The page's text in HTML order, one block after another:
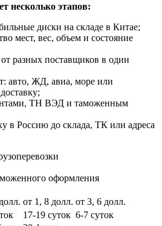
несколько этапов:
диски на складе в Китае;
мест, вес, объем и состояние
разных поставщиков в один
авто, ЖД, авиа, море или
ТН ВЭД и таможенным
в Россию до склада, ТК или адреса
оформления
от 1, 8 долл. от 3, 6 долл.
17-19 суток 6-7 суток